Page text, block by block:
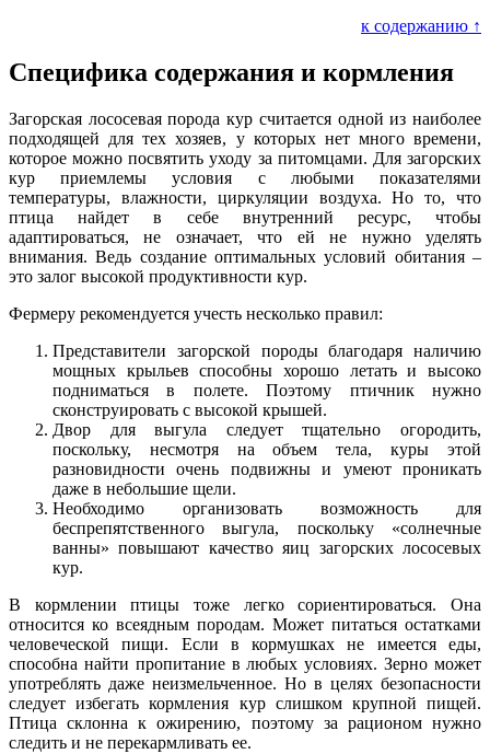
к содержанию ↑
Специфика содержания и кормления
Загорская лососевая порода кур считается одной из наиболее
подходящей для тех хозяев, у которых нет много времени,
которое можно посвятить уходу за питомцами. Для загорских
кур приемлемы условия с любыми показателями
температуры, влажности, циркуляции воздуха. Но то, что
птица найдет в себе внутренний ресурс, чтобы
адаптироваться, не означает, что ей не нужно уделять
внимания. Ведь создание оптимальных условий обитания –
это залог высокой продуктивности кур.
Фермеру рекомендуется учесть несколько правил:
Представители загорской породы благодаря наличию
мощных крыльев способны хорошо летать и высоко
подниматься в полете. Поэтому птичник нужно
сконструировать с высокой крышей.
Двор для выгула следует тщательно огородить,
поскольку, несмотря на объем тела, куры этой
разновидности очень подвижны и умеют проникать
даже в небольшие щели.
Необходимо организовать возможность для
беспрепятственного выгула, поскольку «солнечные
ванны» повышают качество яиц загорских лососевых
кур.
В кормлении птицы тоже легко сориентироваться. Она
относится ко всеядным породам. Может питаться остатками
человеческой пищи. Если в кормушках не имеется еды,
способна найти пропитание в любых условиях. Зерно может
употреблять даже неизмельченное. Но в целях безопасности
следует избегать кормления кур слишком крупной пищей.
Птица склонна к ожирению, поэтому за рационом нужно
следить и не перекармливать ее.